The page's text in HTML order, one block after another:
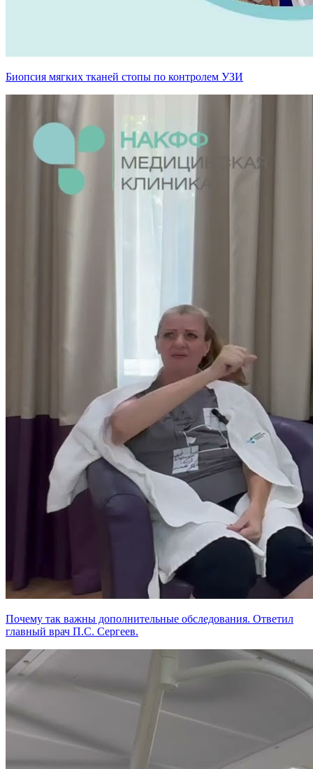
Биопсия мягких тканей стопы по контролем УЗИ
Почему так важны дополнительные обследования. Ответил
главный врач П.С. Сергеев.